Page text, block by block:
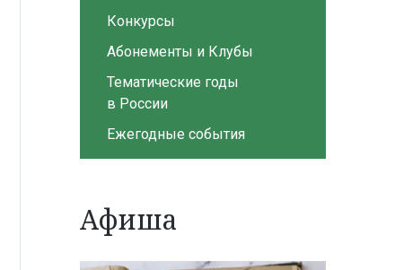
Конкурсы
Абонементы и Клубы
Тематические годы
в России
Ежегодные события
Афиша